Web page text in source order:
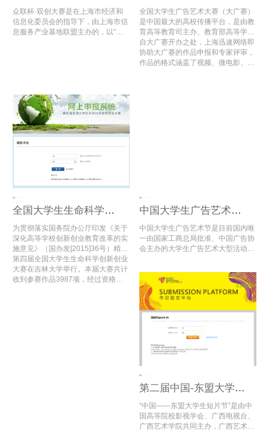
众联杯·双创大赛是在上海市经济和
信息化委员会的指导下，由上海市信
息服务产业基地联盟主办的，以“互
全国大学生广告艺术大赛（大广赛）
是中国最大的高校传播平台，是由教
育高等教育司主办、教育部高等学校
新闻学学科教学指导委员会组织、中
国传媒大学与中国高等教育学会广告
教育专业委员会共同承办的唯一全国
自大广赛开办之处，上海迅速网络即
协助大广赛的作品申报和专家评审，
作品的格式涵盖了视频、微电影、动
全国大学生生命科学创新创业大赛
为贯彻落实国务院办公厅印发《关于
深化高等学校创新创业教育改革的实
施意见》（国办发[2015]36号）精
神，进一步推进全国高校大学生创新
创业教育，推动高校创新创业实践教
育的改革与创新，为全国生命科学相
第四届全国大学生生命科学创新创业
大赛在吉林大学举行。本届大赛共计
收到参赛作品3987项，经过资格审
中国大学生广告艺术节学院奖
中国大学生广告艺术节是目前国内唯
一由国家工商总局批准、中国广告协
会主办的大学生广告艺术大型活动，
各方社会资源，搭建高端选拔平台，
注入新鲜娱乐元素，在同类活动中独
占鳌头。
第二届中国-东盟大学生短片节
“中国——东盟大学生短片节”是由中
国高等院校影视学会、广西电视台、
广西艺术学院共同主办，广西艺术学